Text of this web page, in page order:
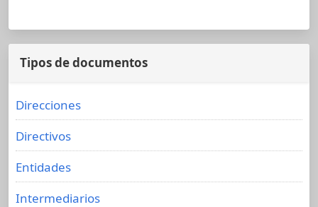
Tipos de documentos
Direcciones
Directivos
Entidades
Intermediarios